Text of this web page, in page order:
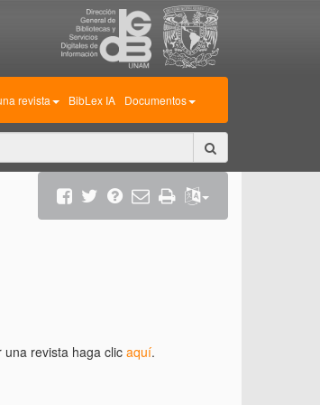
revista BibLex IA Documentos
revista haga clic aquí.